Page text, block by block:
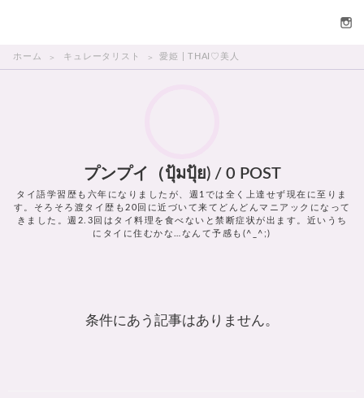
ホーム キュレータリスト 愛姫 | THAI♡美人
プンプイ（ปุ้มปุ้ย) / 0 POST
タイ語学習歴も六年になりましたが、週1では全く上達せず現在に至りま
す。そろそろ渡タイ歴も20回に近づいて来てどんどんマニアックになって
きました。週2.3回はタイ料理を食べないと禁断症状が出ます。近いうち
にタイに住むかな…なんて予感も(^_^;)
条件にあう記事はありません。